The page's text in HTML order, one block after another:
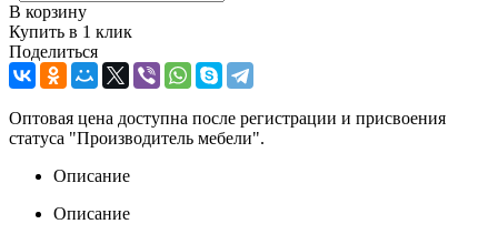
В корзину
Купить в 1 клик
Поделиться
Оптовая цена доступна после регистрации и присвоения
статуса "Производитель мебели".
Описание
Описание